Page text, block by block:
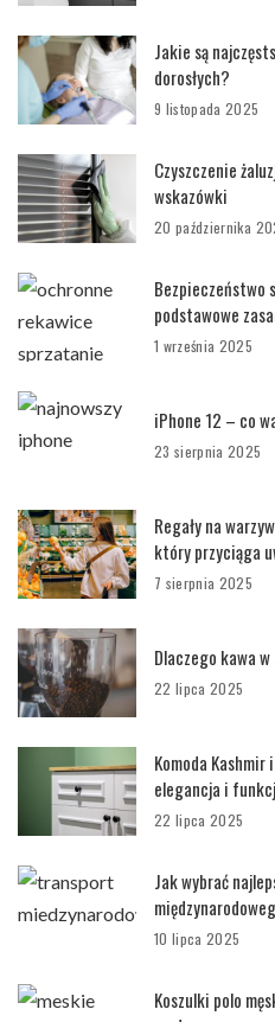
Jakie są
dorosłych?
9 listopada 2025
Czyszczenie
wskazówki
20 października
Bezpieczeństwo
podstawowe
1 września 2025
iPhone 12 – co
23 sierpnia 2025
Regały na
który przyciąga
7 sierpnia 2025
Dlaczego kawa
22 lipca 2025
Komoda
elegancja i
22 lipca 2025
Jak wybrać
10 lipca 2025
Koszulki polo